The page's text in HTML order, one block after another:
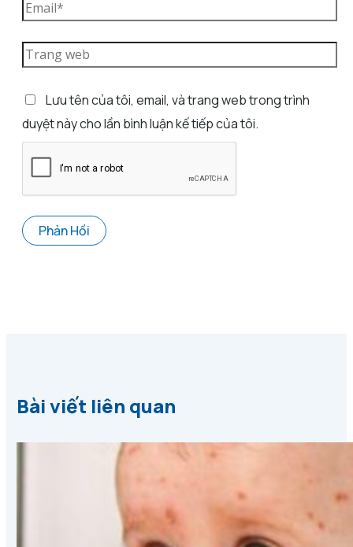
Lưu tên của tôi, email, và trang web trong trình
duyệt này cho lần bình luận kế tiếp của tôi.
Bài viết liên quan